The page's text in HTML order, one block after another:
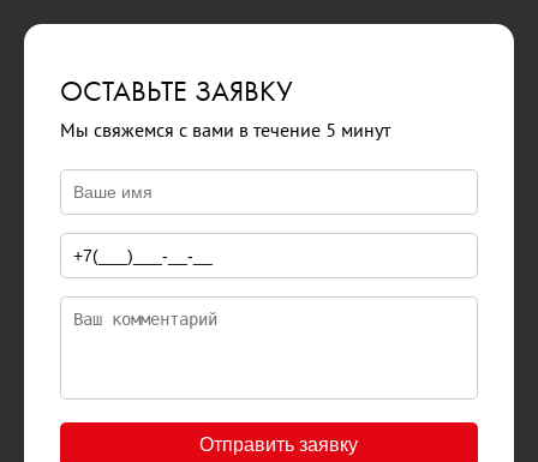
ОСТАВЬТЕ ЗАЯВКУ
Мы свяжемся с вами в течение 5 минут
Отправить заявку